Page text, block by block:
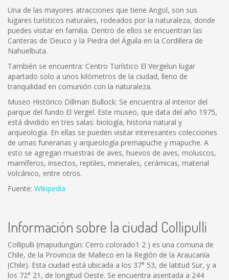
Una de las mayores atracciones que tiene Angol, son sus
lugares turísticos naturales, rodeados por la naturaleza, donde
puedes visitar en familia. Dentro de ellos se encuentran las
Canteras de Deuco y la Piedra del Águila en la Cordillera de
Nahuelbuta.
También se encuentra: Centro Turístico El Vergelun lugar
apartado solo a unos kilómetros de la ciudad, lleno de
tranquilidad en comunión con la naturaleza.
Museo Histórico Dillman Bullock: Se encuentra al interior del
parque del fundo El Vergel. Este museo, que data del año 1975,
está dividido en tres salas: biología, historia natural y
arqueología. En ellas se pueden visitar interesantes colecciones
de urnas funerarias y arqueología premapuche y mapuche. A
esto se agregan muestras de aves, huevos de aves, moluscos,
mamíferos, insectos, reptiles, minerales, cerámicas, material
volcánico, entre otros.
Fuente: Wikipedia
Información sobre la ciudad Collipulli
Collipulli (mapudungún: Cerro colorado1 2 ) es una comuna de
Chile, de la Provincia de Malleco en la Región de la Araucanía
(Chile). Esta ciudad está ubicada a los 37° 53, de latitud Sur, y a
los 72° 21, de longitud Oeste. Se encuentra asentada a 244